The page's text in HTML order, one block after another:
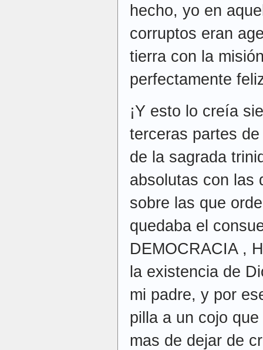
hecho, yo en
corruptos eran
tierra con la
perfectamente
¡Y esto lo creía
terceras partes
de la sagrada
absolutas con las
sobre las que
quedaba el
DEMOCRACIA ,
la existencia de
mi padre, y por
pilla a un cojo
mas de dejar de